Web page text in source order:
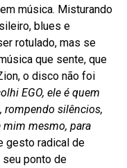
música. Misturando
blues e
rotulado, mas se
que sente, que
o disco não foi
EGO, ele é quem
rompendo silêncios,
mim mesmo, para
gesto radical de
seu ponto de